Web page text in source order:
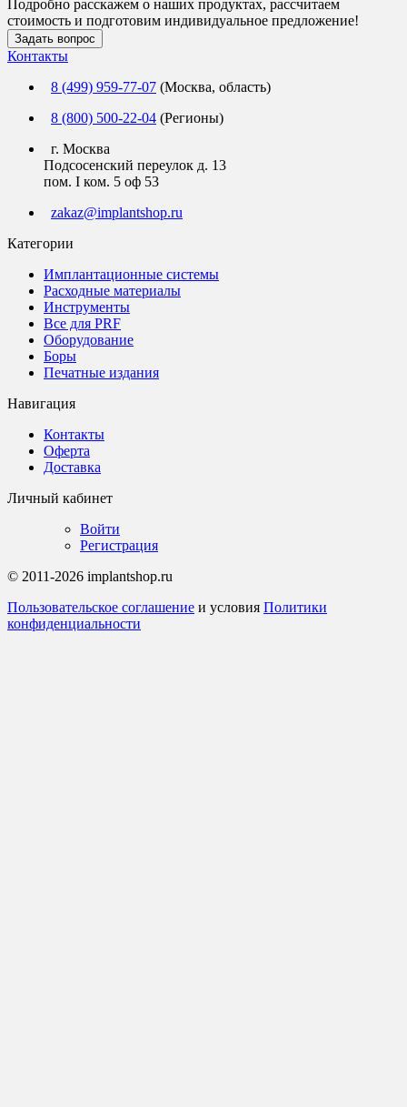
Подробно расскажем о наших продуктах, рассчитаем
стоимость и подготовим индивидуальное предложение!
Задать вопрос
Контакты
8 (499) 959-77-07 (Москва, область)
8 (800) 500-22-04 (Регионы)
г. Москва
Подсосенский переулок д. 13
пом. I ком. 5 оф 53
zakaz@implantshop.ru
Категории
Имплантационные системы
Расходные материалы
Инструменты
Все для PRF
Оборудование
Боры
Печатные издания
Навигация
Контакты
Оферта
Доставка
Личный кабинет
Войти
Регистрация
© 2011-2026 implantshop.ru
Пользовательское соглашение и условия Политики
конфиденциальности